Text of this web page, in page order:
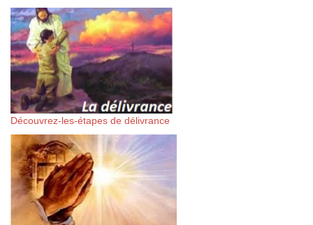
Découvrez-les-étapes de délivrance